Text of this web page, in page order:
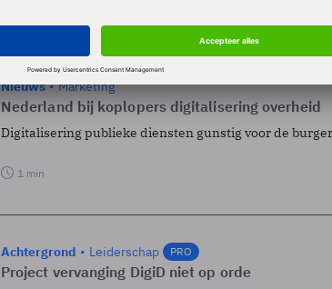
Nieuws Marketing
Nederland bij koplopers digitalisering overheid
Digitalisering publieke diensten gunstig voor de
1 min
Achtergrond Leiderschap PRO
Project vervanging DigiD niet op orde